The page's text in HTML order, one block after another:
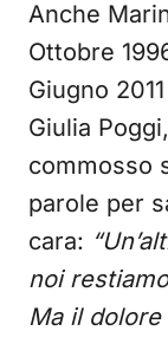
Anche
Ottobre
Giugno
Giulia
commosso
parole per
cara:
noi
Ma il dolore